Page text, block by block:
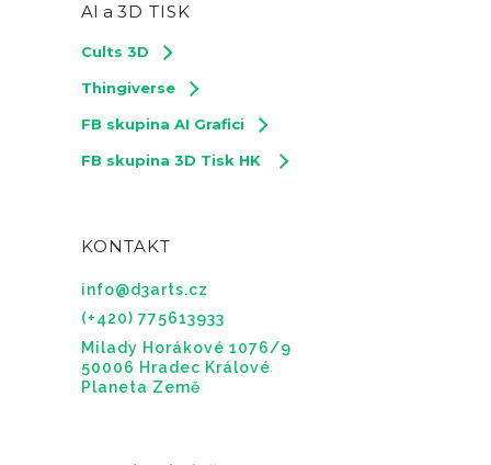
AI a 3D TISK
Cults 3D
Thingiverse
FB skupina AI Grafici
FB skupina 3D Tisk HK
KONTAKT
info@d3arts.cz
(+420) 775613933
Milady Horákové 1076/9
50006 Hradec Králové
Planeta Země